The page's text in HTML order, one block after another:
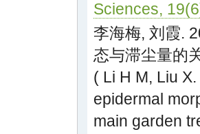
Sciences,
李海梅, 刘霞.
态与滞尘量的
( Li H M, Liu
epidermal
main garden